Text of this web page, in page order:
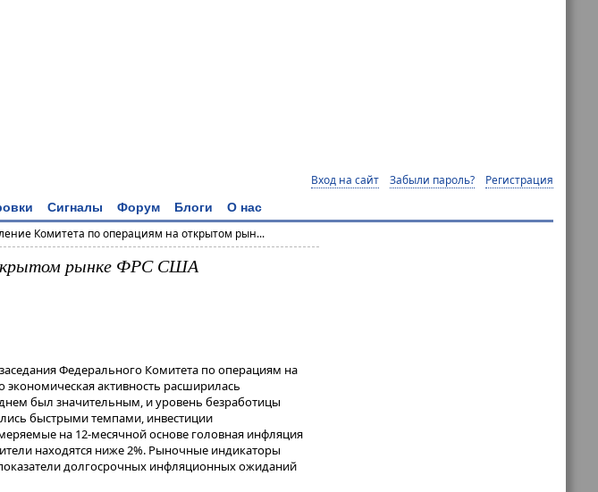
Вход на сайт Забыли пароль? Регистрация
Сигналы Форум Блоги О нас
Комитета по операциям на открытом рын...
рынке ФРС США
Федерального Комитета по операциям на
экономическая активность расширилась
был значительным, и уровень безработицы
быстрыми темпами, инвестиции
на 12-месячной основе головная инфляция
находятся ниже 2%. Рыночные индикаторы
долгосрочных инфляционных ожиданий